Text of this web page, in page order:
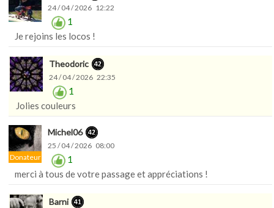
24 / 04 / 2026 12:22
1
Je rejoins les locos !
Theodoric
24 / 04 / 2026 22:35
1
Jolies couleurs
Donateur
Michel06
25 / 04 / 2026 08:00
1
merci à tous de votre passage et appréciations !
Barni